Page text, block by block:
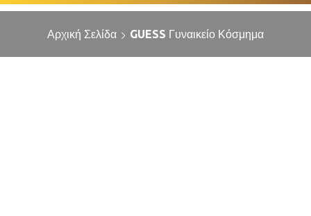
Αρχική Σελίδα GUESS Γυναικείο Κόσμημα